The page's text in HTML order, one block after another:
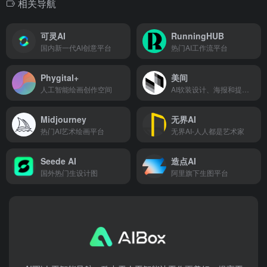
相关导航
可灵AI
国内新一代AI创意平台
RunningHUB
热门AI工作流平台
Phygital+
人工智能绘画创作空间
美间
Midjourney
热门AI艺术绘画平台
无界AI
无界AI-人人都是艺术家
Seede AI
国外热门生设计图
造点AI
阿里旗下生图平台